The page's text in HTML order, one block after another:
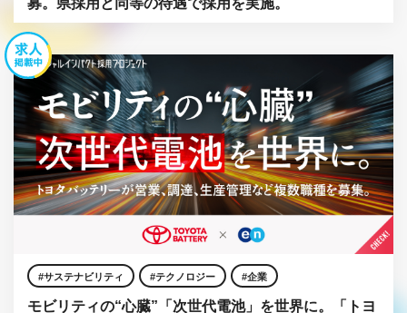
募。県採用と同等の待遇で採用を実施。
サステナビリティ テクノロジー 企業
モビリティの“心臓”「次世代電池」を世界に。「トヨ